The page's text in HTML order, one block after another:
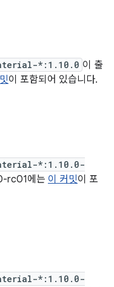
*:1.10.0 이 출
이 포함되어 있습니다.
*:1.10.0-
rc01에는 이 커밋이 포
*:1.10.0-